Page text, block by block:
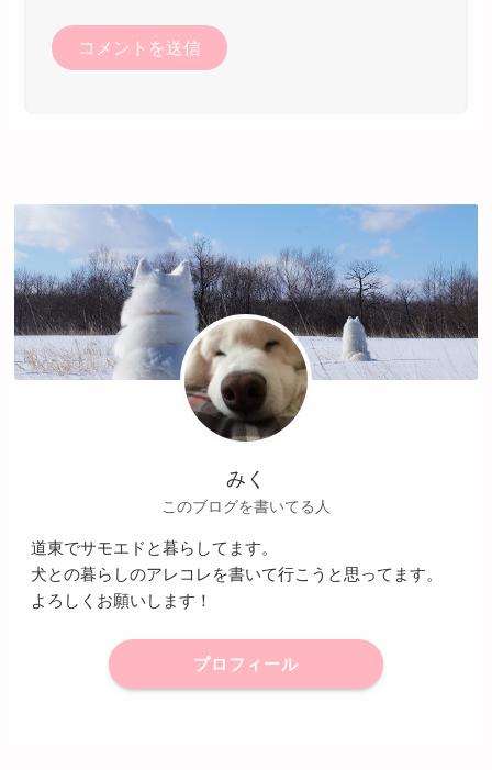
みく
このブログを書いてる人
道東でサモエドと暮らしてます。
犬との暮らしのアレコレを書いて行こうと思ってます。
よろしくお願いします！
プロフィール